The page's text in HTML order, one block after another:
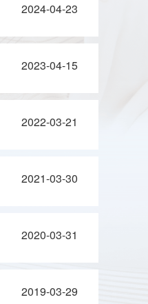
2024-04-23
2023-04-15
2022-03-21
2021-03-30
2020-03-31
2019-03-29